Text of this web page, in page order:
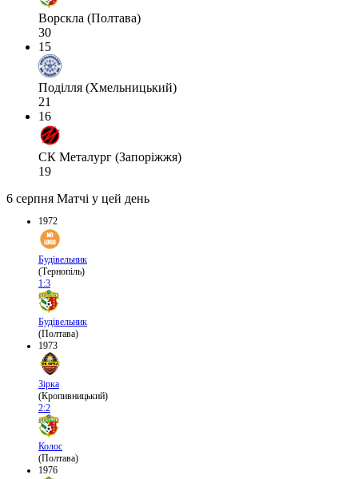
Ворскла (Полтава)
30
15
Поділля (Хмельницький)
21
16
СК Металург (Запоріжжя)
19
6 серпня Матчі у цей день
1972
Будівельник
(Тернопіль)
1:3
Будівельник
(Полтава)
1973
Зірка
(Кропивницький)
2:2
Колос
(Полтава)
1976